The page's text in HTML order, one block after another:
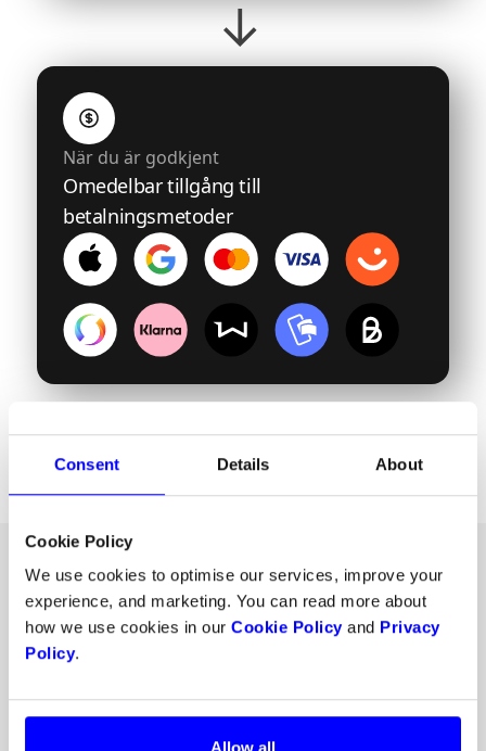
Consent Details About
Cookie Policy
We use cookies to optimise our services, improve your
experience, and marketing. You can read more about
how we use cookies in our Cookie Policy and Privacy
Policy.
→
När du är godkjent
Omedelbar tillgång till
betalningsmetoder
Integrationen ska vara
enkel, och det är det med
Dintero